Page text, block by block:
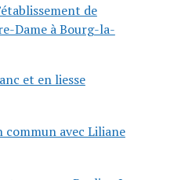
de
Dame à Bourg-la-
et en liesse
commun avec Liliane